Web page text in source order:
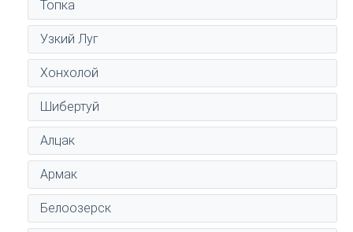
Топка
Узкий Луг
Хонхолой
Шибертуй
Алцак
Армак
Белоозерск